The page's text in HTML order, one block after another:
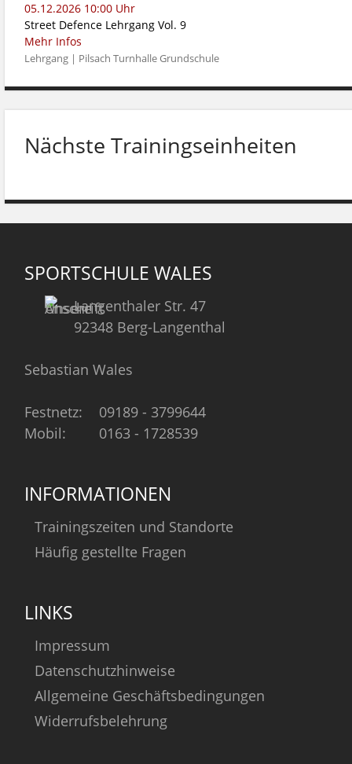
05.12.2026 10:00 Uhr
Street Defence Lehrgang Vol. 9
Mehr Infos
Lehrgang | Pilsach Turnhalle Grundschule
Nächste Trainingseinheiten
SPORTSCHULE WALES
Langenthaler Str. 47
92348 Berg-Langenthal
Sebastian Wales
Festnetz:
09189 - 3799644
Mobil:
0163 - 1728539
INFORMATIONEN
Trainingszeiten und Standorte
Häufig gestellte Fragen
LINKS
Impressum
Datenschutzhinweise
Allgemeine Geschäftsbedingungen
Widerrufsbelehrung